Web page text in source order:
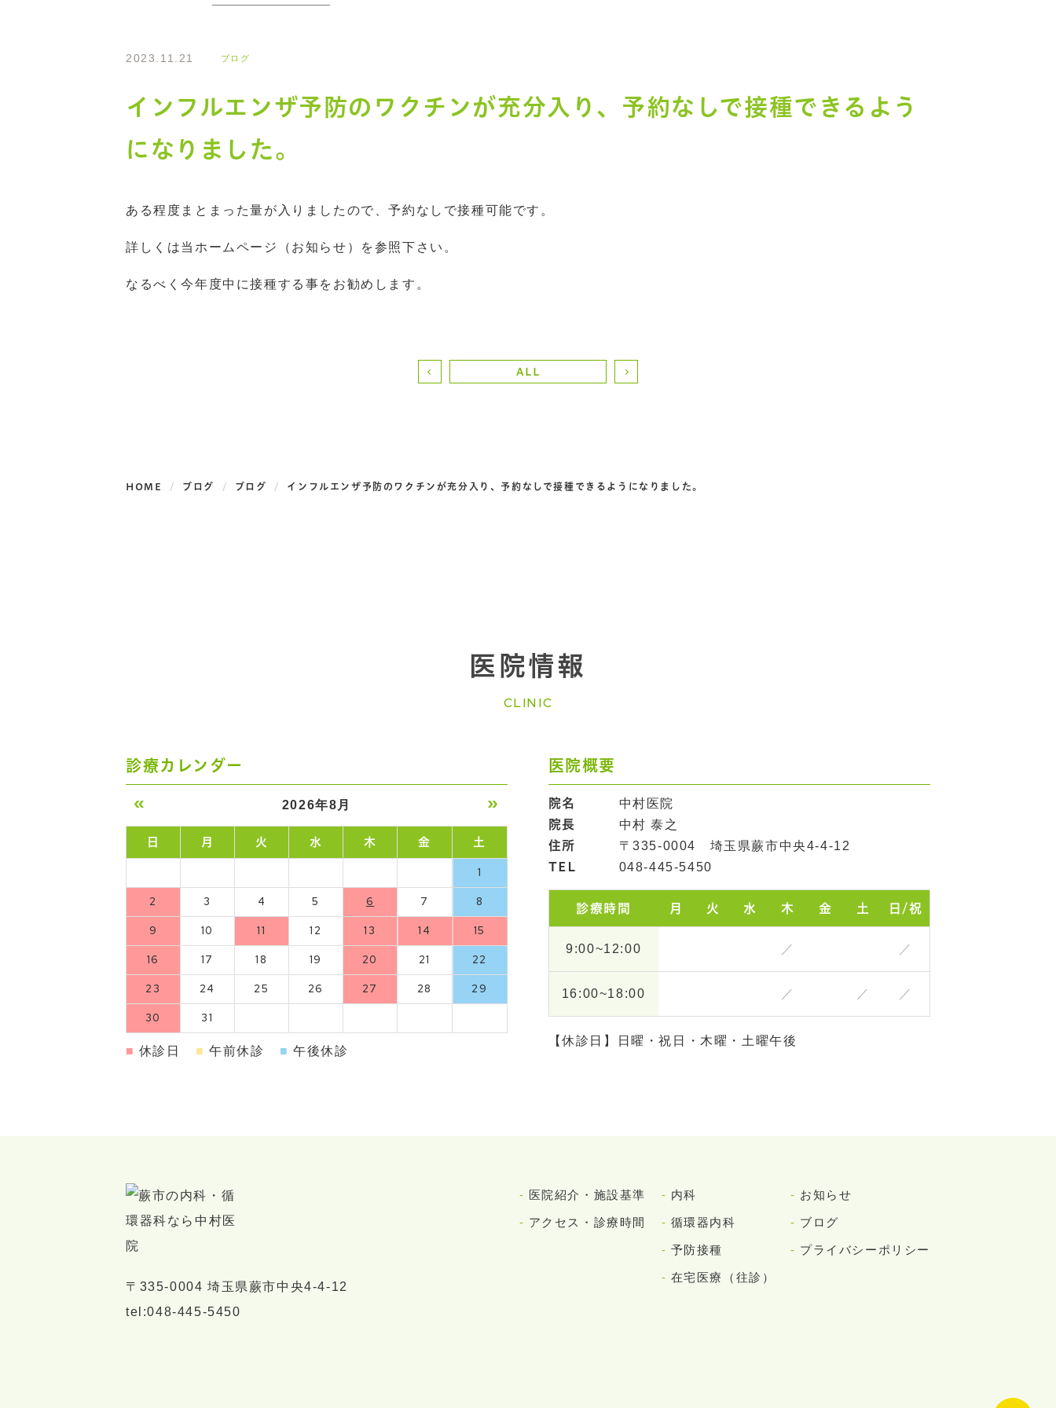
2023.11.21 ブログ
インフルエンザ予防のワクチンが充分入り、予約なしで接種できるよう
になりました。
ある程度まとまった量が入りましたので、予約なしで接種可能です。
詳しくは当ホームページ（お知らせ）を参照下さい。
なるべく今年度中に接種する事をお勧めします。
ALL
HOME ブログ ブログ インフルエンザ予防のワクチンが充分入り、予約なしで接種できるようになりました。
医院情報
CLINIC
診療カレンダー
« 2026年8月 »
日 月 火 水 木 金 土
1
2 3 4 5 6 7 8
9 10 11 12 13 14 15
16 17 18 19 20 21 22
23 24 25 26 27 28 29
30 31
■ 休診日 ■ 午前休診 ■ 午後休診
医院概要
院名 中村医院
院長 中村 泰之
住所 〒335-0004 埼玉県蕨市中央4-4-12
TEL 048-445-5450
診療時間 月 火 水 木 金 土 日/祝
9:00~12:00 ／ ／
16:00~18:00 ／ ／ ／
【休診日】日曜・祝日・木曜・土曜午後
〒335-0004 埼玉県蕨市中央4-4-12
tel:048-445-5450
医院紹介・施設基準
アクセス・診療時間
内科
循環器内科
予防接種
在宅医療（往診）
お知らせ
ブログ
プライバシーポリシー